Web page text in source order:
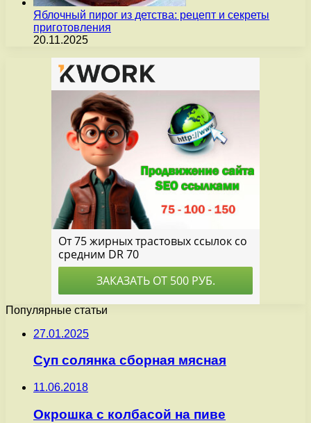
Яблочный пирог из детства: рецепт и секреты
приготовления
20.11.2025
Популярные статьи
27.01.2025
Суп солянка сборная мясная
11.06.2018
Окрошка с колбасой на пиве